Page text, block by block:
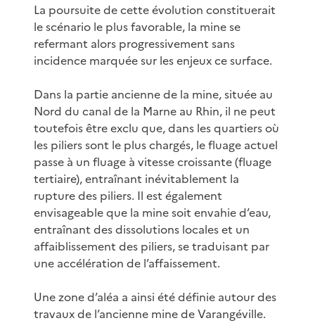
La poursuite de cette évolution constituerait
le scénario le plus favorable, la mine se
refermant alors progressivement sans
incidence marquée sur les enjeux ce surface.
Dans la partie ancienne de la mine, située au
Nord du canal de la Marne au Rhin, il ne peut
toutefois être exclu que, dans les quartiers où
les piliers sont le plus chargés, le fluage actuel
passe à un fluage à vitesse croissante (fluage
tertiaire), entraînant inévitablement la
rupture des piliers. Il est également
envisageable que la mine soit envahie d’eau,
entraînant des dissolutions locales et un
affaiblissement des piliers, se traduisant par
une accélération de l’affaissement.
Une zone d’aléa a ainsi été définie autour des
travaux de l’ancienne mine de Varangéville.